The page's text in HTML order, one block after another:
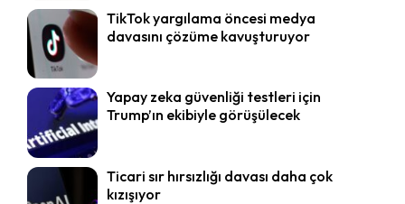
TikTok yargılama öncesi medya
davasını çözüme kavuşturuyor
Yapay zeka güvenliği testleri için
Trump’ın ekibiyle görüşülecek
Ticari sır hırsızlığı davası daha çok
kızışıyor